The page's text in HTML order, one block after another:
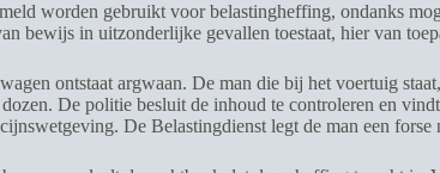
worden gebruikt voor belastingheffing, ondanks
bewijs in uitzonderlijke gevallen toestaat, hier van
ontstaat argwaan. De man die bij het voertuig
De politie besluit de inhoud te controleren en
De Belastingdienst legt de man een forse